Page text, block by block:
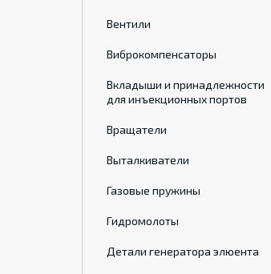
Вентили
Виброкомпенсаторы
Вкладыши и принадлежности
для инъекционных портов
Вращатели
Выталкиватели
Газовые пружины
Гидромолоты
Детали генератора элюента